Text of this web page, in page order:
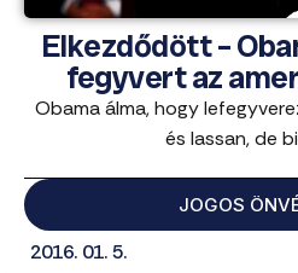
Elkezdődött –
fegyvert az
Obama álma, hogy
és lassan, de
JOGOS
2016. 01. 5.